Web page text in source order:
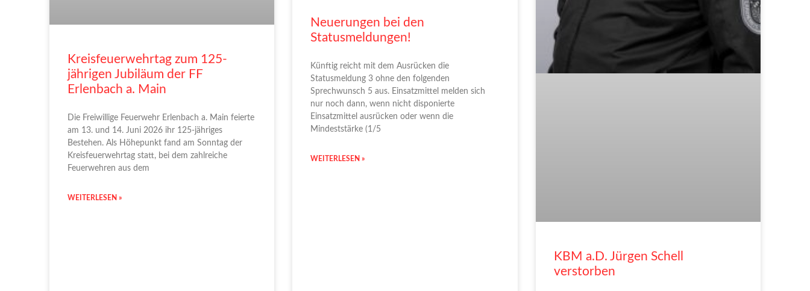
Kreisfeuerwehrtag zum 125-
jährigen Jubiläum der FF
Erlenbach a. Main
Die Freiwillige Feuerwehr Erlenbach a. Main feierte
am 13. und 14. Juni 2026 ihr 125-jähriges
Bestehen. Als Höhepunkt fand am Sonntag der
Kreisfeuerwehrtag statt, bei dem zahlreiche
Feuerwehren aus dem
WEITERLESEN »
Neuerungen bei den
Statusmeldungen!
Künftig reicht mit dem Ausrücken die
Statusmeldung 3 ohne den folgenden
Sprechwunsch 5 aus. Einsatzmittel melden sich
nur noch dann, wenn nicht disponierte
Einsatzmittel ausrücken oder wenn die
Mindeststärke (1/5
WEITERLESEN »
KBM a.D. Jürgen Schell
verstorben